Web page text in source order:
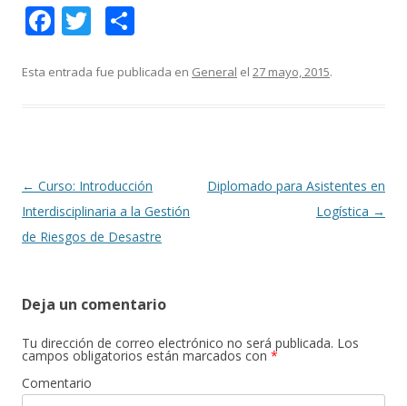
F
e
k
T
itt m
r
Esta entrada fue publicada en General el 27 mayo, 2015.
Navegación
de
entradas
← Curso: Introducción
Interdisciplinaria a la Gestión
de Riesgos de Desastre
Diplomado para Asistentes en
Logística →
Deja un comentario
Tu dirección de correo electrónico no será publicada. Los
campos obligatorios están marcados con *
Comentario